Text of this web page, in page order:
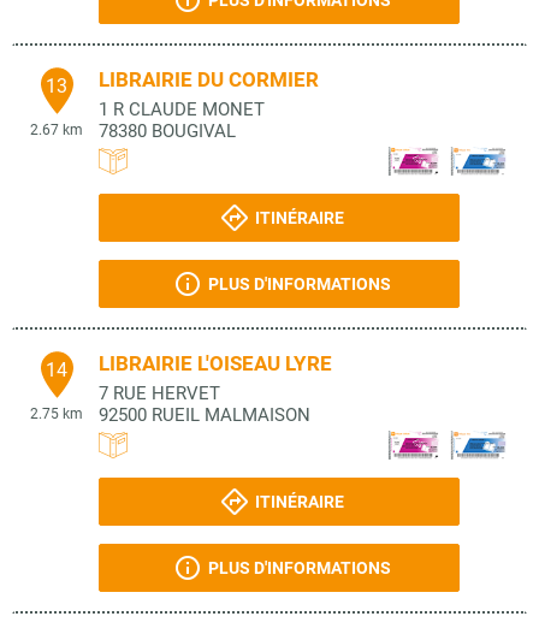
13
2.67 km
LIBRAIRIE DU CORMIER
1 R CLAUDE MONET
78380 BOUGIVAL
ITINÉRAIRE
PLUS D'INFORMATIONS
14
2.75 km
LIBRAIRIE L'OISEAU LYRE
7 RUE HERVET
92500 RUEIL MALMAISON
ITINÉRAIRE
PLUS D'INFORMATIONS